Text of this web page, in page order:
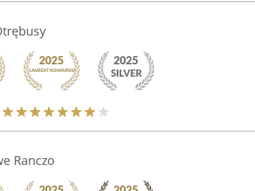
Ranczo